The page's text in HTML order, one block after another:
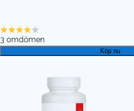
3 omdömen
Köp nu